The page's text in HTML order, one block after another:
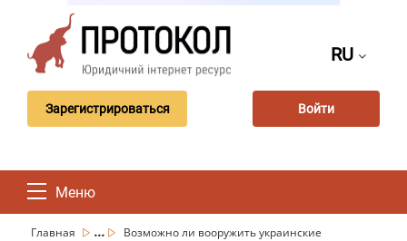
RU
Зарегистрироваться Войти
Меню
Главная ...
Возможно ли вооружить украинские